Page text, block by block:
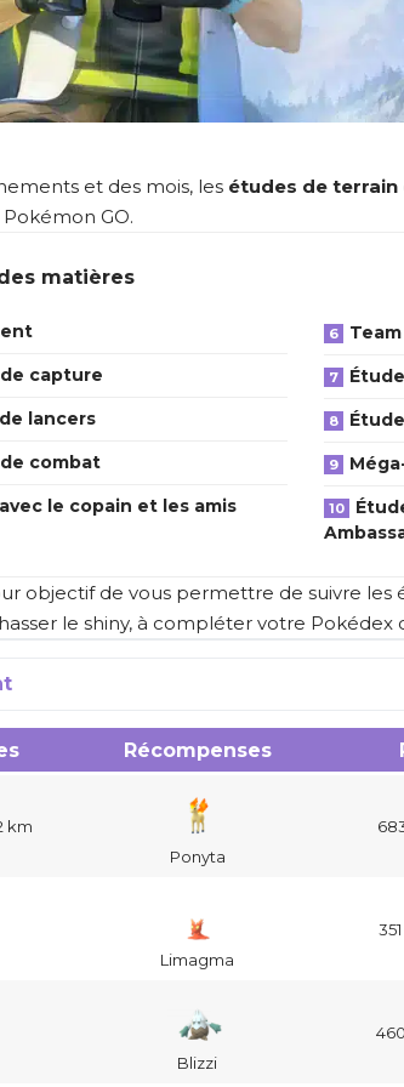
et des mois, les études de terrain
GO.
matières
capture
lancers
combat
le copain et les amis
objectif de vous permettre de suivre
le shiny, à compléter votre Pokédex
Récompenses
km
Ponyta
Limagma
Blizzi